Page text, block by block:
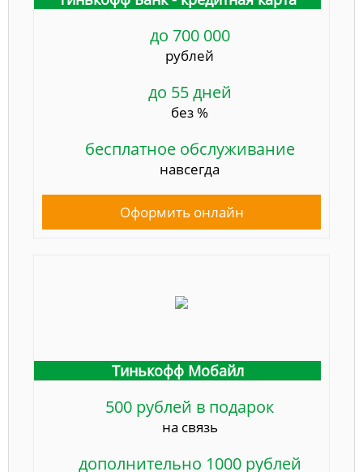
до 700 000
рублей
до 55 дней
без %
бесплатное обслуживание
навсегда
Оформить онлайн
Тинькофф Мобайл
500 рублей в подарок
на связь
дополнительно 1000 рублей